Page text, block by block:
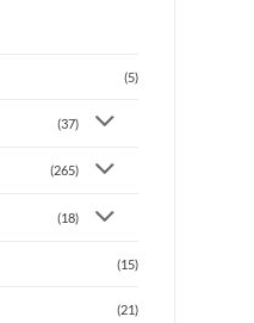
(5)
(37)
(265)
(18)
(15)
(21)